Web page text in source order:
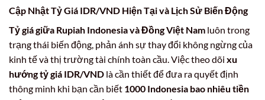
Cập Nhật Tỷ Giá IDR/VND Hiện Tại và Lịch Sử Biến Động
Tỷ giá giữa Rupiah Indonesia và Đồng Việt Nam luôn trong
trạng thái biến động, phản ánh sự thay đổi không ngừng của
kinh tế và thị trường tài chính toàn cầu. Việc theo dõi xu
hướng tỷ giá IDR/VND là cần thiết để đưa ra quyết định
thông minh khi bạn cần biết 1000 Indonesia bao nhiêu tiền